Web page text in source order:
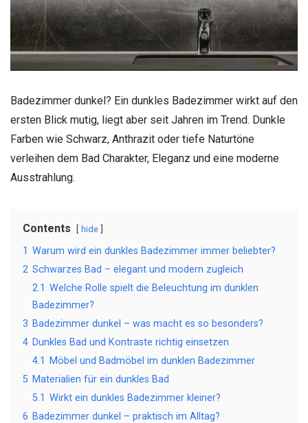
Badezimmer dunkel? Ein dunkles Badezimmer wirkt auf den
ersten Blick mutig, liegt aber seit Jahren im Trend. Dunkle
Farben wie Schwarz, Anthrazit oder tiefe Naturtöne
verleihen dem Bad Charakter, Eleganz und eine moderne
Ausstrahlung.
Contents hide
1 Warum wird ein dunkles Badezimmer immer beliebter?
2 Schwarzes Bad – elegant und modern zugleich
2.1 Welche Rolle spielt die Beleuchtung im dunklen
Badezimmer?
3 Badezimmer dunkel – was macht es so besonders?
4 Dunkles Bad und Kontraste richtig einsetzen
4.1
Möbel und Badmöbel im dunklen Badezimmer
5 Materialien für ein dunkles Bad
5.1 Wirkt ein dunkles Badezimmer kleiner?
6 Badezimmer dunkel – praktisch im Alltag?